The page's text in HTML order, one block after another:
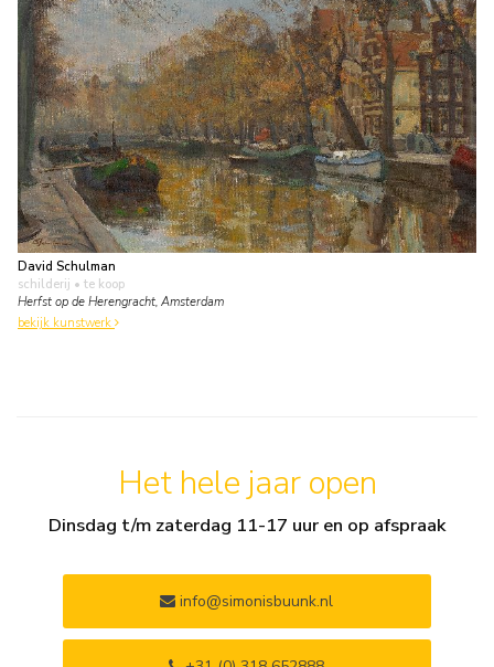
David Schulman
schilderij • te koop
Herfst op de Herengracht, Amsterdam
bekijk kunstwerk
Het hele jaar open
Dinsdag t/m zaterdag 11-17 uur en op afspraak
info@simonisbuunk.nl